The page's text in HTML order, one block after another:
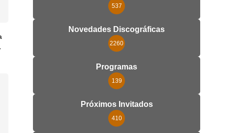
537
Novedades Discográficas
2260
Programas
139
Próximos Invitados
410